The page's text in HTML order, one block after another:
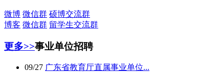
微博 微信群 硕博交流群
博客 微信群 留学生交流群
更多>>事业单位招聘
09/27 广东省教育厅直属事业单位...